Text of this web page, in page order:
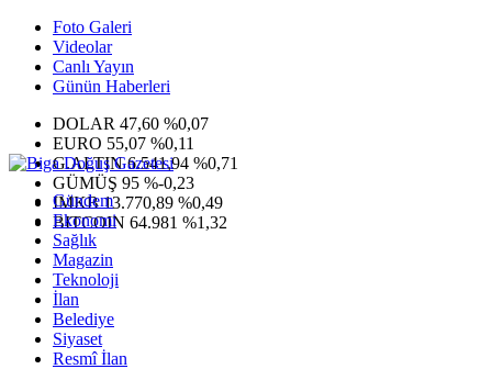
Foto Galeri
Videolar
Canlı Yayın
Günün Haberleri
DOLAR 47,60 %0,07
EURO 55,07 %0,11
G.ALTIN6.541,94 %0,71
GÜMÜŞ 95 %-0,23
IMKB13.770,89 %0,49
BITCOIN 64.981 %1,32
Gündem
Ekonomi
Sağlık
Magazin
Teknoloji
İlan
Belediye
Siyaset
Resmî İlan